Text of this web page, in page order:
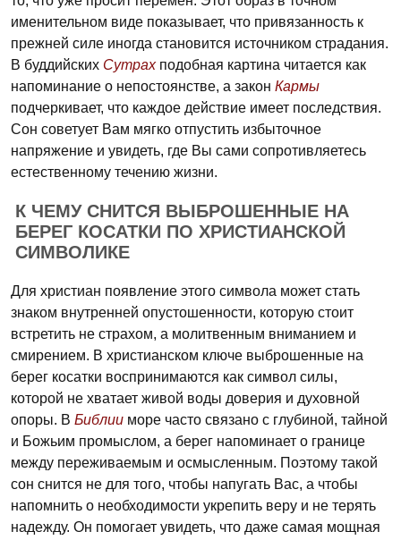
именительном виде показывает, что привязанность к
прежней силе иногда становится источником страдания.
В буддийских Сутрахподобная картина читается как
напоминание о непостоянстве, а закон Кармы
подчеркивает, что каждое действие имеет последствия.
Сон советует Вам мягко отпустить избыточное
напряжение и увидеть, где Вы сами сопротивляетесь
естественному течению жизни.
К ЧЕМУ СНИТСЯ ВЫБРОШЕННЫЕ НА
БЕРЕГ КОСАТКИ ПО ХРИСТИАНСКОЙ
СИМВОЛИКЕ
Для христиан появление этого символа может стать
знаком внутренней опустошенности, которую стоит
встретить не страхом, а молитвенным вниманием и
смирением. В христианском ключе выброшенные на
берег косатки воспринимаются как символ силы,
которой не хватает живой воды доверия и духовной
опоры. В Библии море часто связано с глубиной, тайной
и Божьим промыслом, а берег напоминает о границе
между переживаемым и осмысленным. Поэтому такой
сон снится не для того, чтобы напугать Вас, а чтобы
напомнить о необходимости укрепить веру и не терять
надежду. Он помогает увидеть, что даже самая мощная